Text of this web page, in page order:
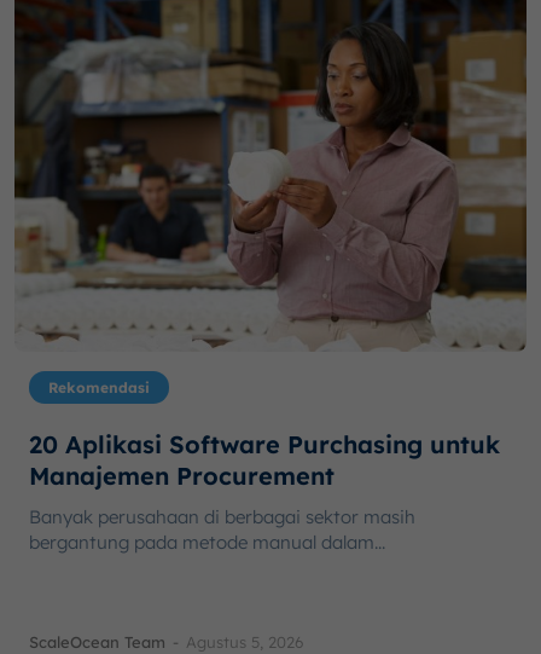
Rekomendasi
20 Aplikasi Software Purchasing untuk
Manajemen Procurement
Banyak perusahaan di berbagai sektor masih
bergantung pada metode manual dalam...
ScaleOcean Team - Agustus 5, 2026